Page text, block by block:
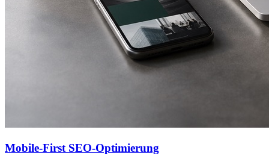
Mobile-First SEO-Optimierung